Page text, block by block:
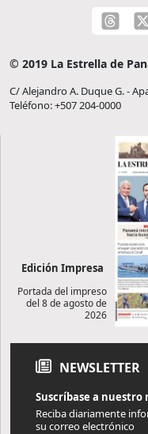
© 2019 La Estrella de
C/ Alejandro A. Duque G. -
Teléfono: +507 204-0000
Edición Impresa
Portada del impreso
del 8 de agosto de
2026
NEWSLETTER
Suscríbase a
Reciba diariamente
su correo electrónico